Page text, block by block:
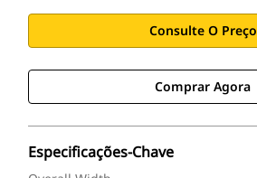
Consulte O Preço
Comprar Agora
Especificações-Chave